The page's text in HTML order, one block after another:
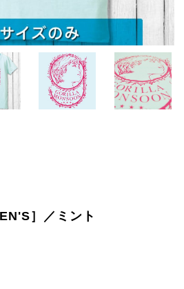
］／ミント